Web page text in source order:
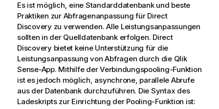
Es ist möglich, eine Standarddatenbank und beste
Praktiken zur Abfragenanpassung für Direct
Discoveryzu verwenden. Alle Leistungsanpassungen
sollten in der Quelldatenbank erfolgen. Direct
Discoverybietet keine Unterstützung für die
Leistungsanpassung von Abfragen durch die Qlik
Sense-App. Mithilfe der Verbindungspooling-Funktion
ist es jedoch möglich, asynchrone, parallele Abrufe
aus der Datenbank durchzuführen. Die Syntax des
Ladeskripts zur Einrichtung der Pooling-Funktion ist: